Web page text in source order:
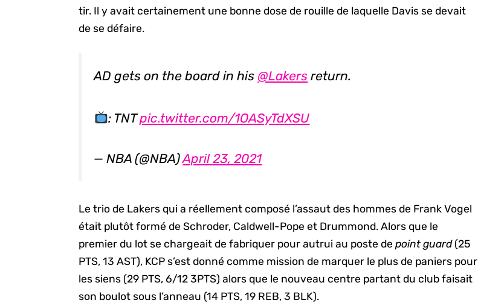
tir. Il y avait certainement une bonne dose de rouille de laquelle Davis se devait
de se défaire.
AD gets on the board in his @Lakers return.
: TNTpic.twitter.com/1OASyTdXSU
— NBA (@NBA)April 23, 2021
Le trio de Lakers qui a réellement composé l’assaut des hommes de Frank Vogel
était plutôt formé de Schroder, Caldwell-Pope et Drummond. Alors que le
premier du lot se chargeait de fabriquer pour autrui au poste depoint guard(25
PTS, 13 AST), KCP s’est donné comme mission de marquer le plus de paniers pour
les siens (29 PTS, 6/12 3PTS) alors que le nouveau centre partant du club faisait
son boulot sous l’anneau (14 PTS, 19 REB, 3 BLK).